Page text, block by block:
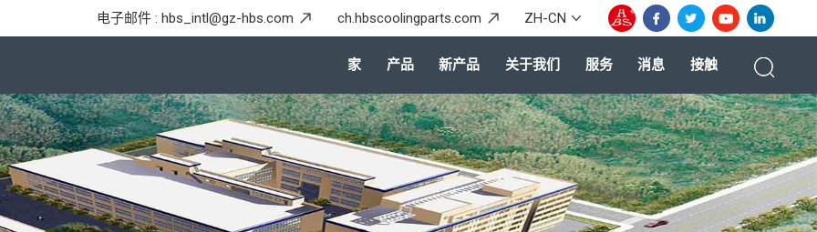
ZH-CN
电子邮件 :hbs_intl@gz-hbs.com ch.hbscoolingparts.com
家 产品 新产品 关于我们 服务 消息 接触